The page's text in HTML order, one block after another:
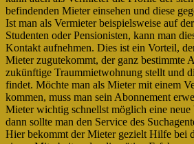
befindenden Mieter einsehen und diese
Ist man als Vermieter beispielsweise auf
Studenten oder Pensionisten, kann man
Kontakt aufnehmen. Dies ist ein Vorteil,
Mieter zugutekommt, der ganz bestimmte
zukünftige Traummietwohnung stellt und
findet. Möchte man als Mieter mit einem
kommen, muss man sein Abonnement
Mieter wichtig schnellst möglich eine
dann sollte man den Service des
Hier bekommt der Mieter gezielt Hilfe bei